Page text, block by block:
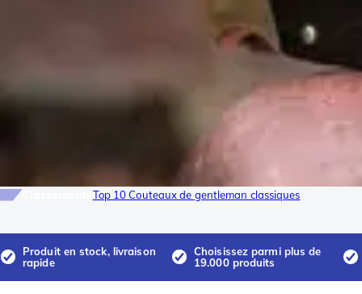
Top 10 Couteaux de gentleman classiques
Produit en stock, livraison
rapide
Choisissez parmi plus de
19.000 produits